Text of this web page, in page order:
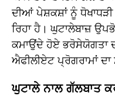
ਦੀਆਂ ਪੇਸ਼ਕਸ਼ਾਂ ਨੂੰ
ਰਿਹਾ ਹੈ। ਘੁਟਾਲੇਬਾਜ਼
ਕਮਾਉਂਦੇ ਹੋਏ ਭਰੋਸੇਯੋਗਤਾ
ਐਫੀਲੀਏਟ ਪ੍ਰੋਗਰਾਮਾਂ
ਘੁਟਾਲੇ ਨਾਲ ਗੱਲਬਾਤ